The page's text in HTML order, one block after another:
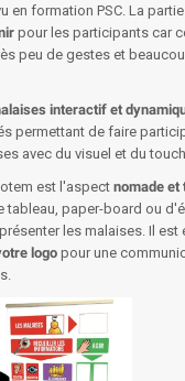
en formation PSC. La
pour les participants car
peu de gestes et
interactif et
permettant de faire
avec du visuel et du
est l'aspect nomade et
tableau, paper-board ou
les malaises. Il est
logo pour une